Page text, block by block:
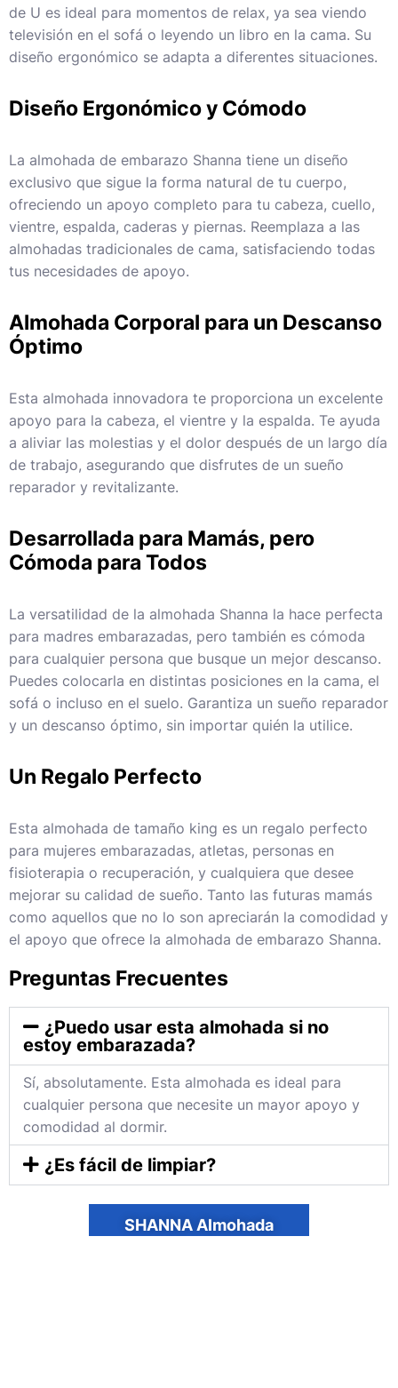
de U es ideal para momentos de relax, ya sea viendo
televisión en el sofá o leyendo un libro en la cama. Su
diseño ergonómico se adapta a diferentes situaciones.
Diseño Ergonómico y Cómodo
La almohada de embarazo Shanna tiene un diseño
exclusivo que sigue la forma natural de tu cuerpo,
ofreciendo un apoyo completo para tu cabeza, cuello,
vientre, espalda, caderas y piernas. Reemplaza a las
almohadas tradicionales de cama, satisfaciendo todas
tus necesidades de apoyo.
Almohada Corporal para un Descanso
Óptimo
Esta almohada innovadora te proporciona un excelente
apoyo para la cabeza, el vientre y la espalda. Te ayuda
a aliviar las molestias y el dolor después de un largo día
de trabajo, asegurando que disfrutes de un sueño
reparador y revitalizante.
Desarrollada para Mamás, pero
Cómoda para Todos
La versatilidad de la almohada Shanna la hace perfecta
para madres embarazadas, pero también es cómoda
para cualquier persona que busque un mejor descanso.
Puedes colocarla en distintas posiciones en la cama, el
sofá o incluso en el suelo. Garantiza un sueño reparador
y un descanso óptimo, sin importar quién la utilice.
Un Regalo Perfecto
Esta almohada de tamaño king es un regalo perfecto
para mujeres embarazadas, atletas, personas en
fisioterapia o recuperación, y cualquiera que desee
mejorar su calidad de sueño. Tanto las futuras mamás
como aquellos que no lo son apreciarán la comodidad y
el apoyo que ofrece la almohada de embarazo Shanna.
Preguntas Frecuentes
¿Puedo usar esta almohada si no
estoy embarazada?
Sí, absolutamente. Esta almohada es ideal para
cualquier persona que necesite un mayor apoyo y
comodidad al dormir.
¿Es fácil de limpiar?
SHANNA Almohada